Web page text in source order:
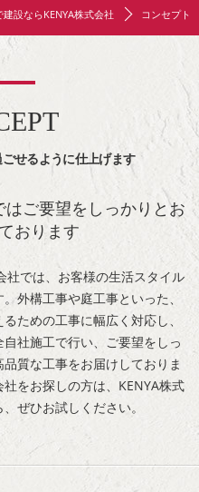
建設ならKENYA株式会社 コンセプト
せるように仕上げます
ご要望をしっかりとお
おります
社では、お客様の生活スタイル
外構工事や庭工事といった、
ための工事に幅広く対応し、
社施工で行い、ご要望をしっ
質な工事をお届けしておりま
をお探しの方は、KENYA株式
ぜひお試しください。